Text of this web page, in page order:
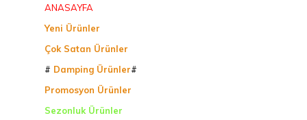
ANASAYFA
Yeni Ürünler
Çok Satan Ürünler
# Damping Ürünler#
Promosyon Ürünler
Sezonluk Ürünler